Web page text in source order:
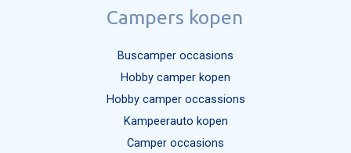
Campers kopen
Buscamper occasions
Hobby camper kopen
Hobby camper occassions
Kampeerauto kopen
Camper occasions